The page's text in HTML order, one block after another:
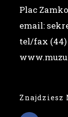
Plac
email:
tel/fax (44)
Znajdziesz